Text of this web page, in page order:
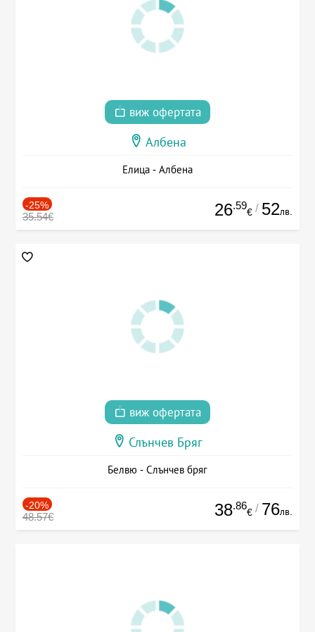
виж офертата
Албена
Елица - Албена
-25%
35.54€ 26.59
€ / 52лв.
виж офертата
Слънчев Бряг
Белвю - Слънчев бряг
-20%
48.57€ 38.86
€ / 76лв.